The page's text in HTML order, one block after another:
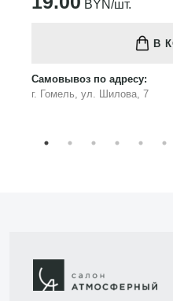
BYN/шт.
В
Самовывоз по адресу:
г. Гомель, ул. Шилова, 7